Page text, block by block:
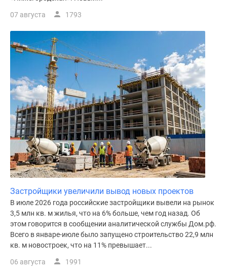
07 августа 1793
Застройщики увеличили вывод новых проектов
В июле 2026 года российские застройщики вывели на рынок
3,5 млн кв. м жилья, что на 6% больше, чем год назад. Об
этом говорится в сообщении аналитической службы Дом.рф.
Всего в январе-июле было запущено строительство 22,9 млн
кв. м новостроек, что на 11% превышает...
06 августа 1991